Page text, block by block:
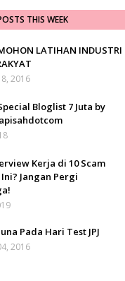
THIS WEEK
LATIHAN INDUSTRI
2016
Bloglist 7 Juta by
Kerja di 10 Scam
Jangan Pergi
Pada Hari Test JPJ
2016